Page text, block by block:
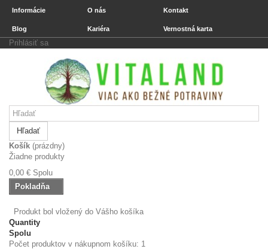
Informácie O nás Kontakt
Blog Kariéra Vernostná karta
Prihlásiť sa
Hľadať
Košík (prázdny)
Žiadne produkty
0,00 € Spolu
Pokladňa
Produkt bol vložený do Vášho košíka
Quantity
Spolu
Počet produktov v nákupnom košíku: 1